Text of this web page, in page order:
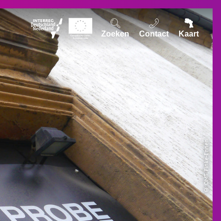
Zoeken Contact Kaart
© OMT, Finke-Ennen